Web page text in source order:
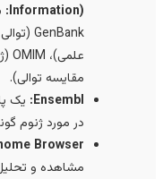
Information): شامل
مقایسه توالی).
Ensembl: یک پایگاه
در مورد ژنوم
Genome Browser:
مشاهده و تحلیل